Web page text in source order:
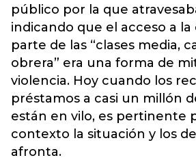
público por la que
indicando que el acceso a
parte de las “clases media,
obrera” era una forma de
violencia. Hoy cuando los
préstamos a casi un millón
están en vilo, es pertinente
contexto la situación y los
afronta.